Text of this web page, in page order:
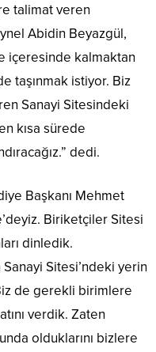
talimat veren
Abidin Beyazgül,
içeresinde kalmaktan
taşınmak istiyor. Biz
Sanayi Sitesindeki
kısa sürede
dedi.
Başkanı Mehmet
Biriketçiler Sitesi
dinledik.
Sanayi Sitesi’ndeki yerin
de gerekli birimlere
verdik. Zaten
olduklarını bizlere